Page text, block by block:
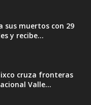
sus muertos con 29
y recibe...
cruza fronteras
Valle...